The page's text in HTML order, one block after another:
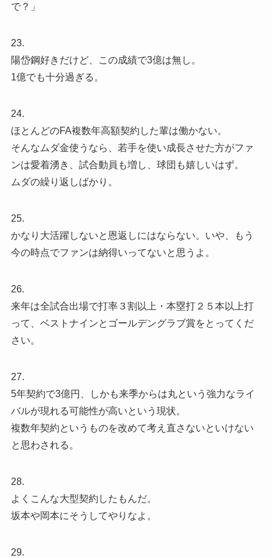
で？」
23.
陽岱鋼好きだけど、この成績で3億は無し。
1億でも十分過ぎる。
24.
ほとんどのFA複数年高額契約した輩は働かない。
そんなムダ金使うなら、若手を使い成長させた方がファ
ンは愛着湧き、試合動員も増し、球団も嬉しいはず。
ムダの繰り返しばかり。
25.
かなり大活躍しないと恩返しにはならない。いや、もう
今の時点でファンは納得いってないと思うよ。
26.
来年は全試合出場で打率３割以上・本塁打２５本以上打
って、ベストナインとゴールデングラブ賞をとってくだ
さい。
27.
5年契約で3億円、しかも来季からは丸という強力なライ
バルが現れる可能性が高いという現状。
複数年契約というものを改めて考え直さないといけない
と思わされる。
28.
よくこんな大型契約したもんだ。
坂本や岡本にそうしてやりなよ。
29.